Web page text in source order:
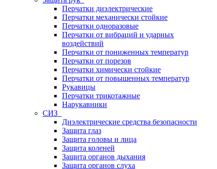
Перчатки диэлектрические
Перчатки механически стойкие
Перчатки одноразовые
Перчатки от вибраций и ударных
воздействий
Перчатки от пониженных температур
Перчатки от порезов
Перчатки химически стойкие
Перчатки от повышенных температур
Рукавицы
Перчатки трикотажные
Нарукавники
СИЗ
Диэлектрические средства безопасности
Защита глаз
Защита головы и лица
Защита коленей
Защита органов дыхания
Защита органов слуха